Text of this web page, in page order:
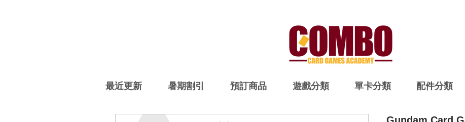
最近更新 暑期割引 預訂商品 遊戲分類 單卡分類 配件分類